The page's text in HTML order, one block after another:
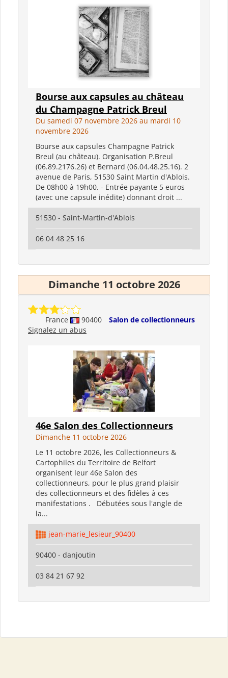
Bourse aux capsules au château
du Champagne Patrick Breul
Du samedi 07 novembre 2026 au mardi 10
novembre 2026
Bourse aux capsules Champagne Patrick
Breul (au château). Organisation P.Breul
(06.89.2176.26) et Bernard (06.04.48.25.16). 2
avenue de Paris, 51530 Saint Martin d'Ablois.
De 08h00 à 19h00. - Entrée payante 5 euros
(avec une capsule inédite) donnant droit ...
51530 - Saint-Martin-d'Ablois
06 04 48 25 16
Dimanche 11 octobre 2026
France 90400
Salon de collectionneurs
Signalez un abus
46e Salon des Collectionneurs
Dimanche 11 octobre 2026
Le 11 octobre 2026, les Collectionneurs &
Cartophiles du Territoire de Belfort
organisent leur 46e Salon des
collectionneurs, pour le plus grand plaisir
des collectionneurs et des fidèles à ces
manifestations . Débutées sous l'angle de
la...
jean-marie_lesieur_90400
90400 - danjoutin
03 84 21 67 92